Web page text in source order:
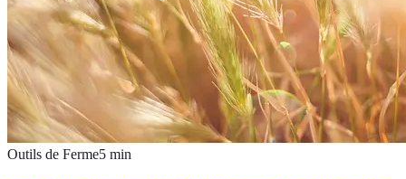
Outils de Ferme5 min